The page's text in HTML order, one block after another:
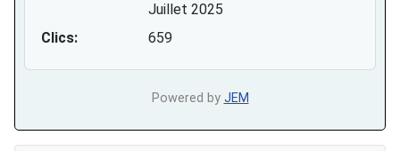
Juillet 2025
Clics:
659
Powered by JEM